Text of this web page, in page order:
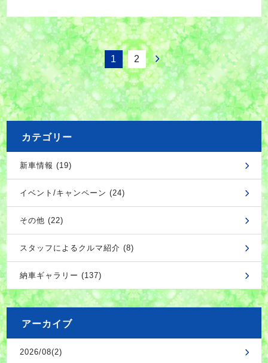
1 2
カテゴリー
新車情報 (19)
イベント/キャンペーン (24)
その他 (22)
スタッフによるクルマ紹介 (8)
納車ギャラリー (137)
アーカイブ
2026/08(2)